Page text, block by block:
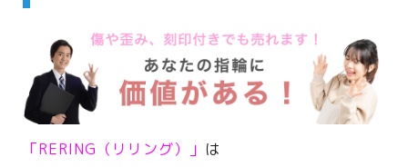
「RERING（リリング）」 は